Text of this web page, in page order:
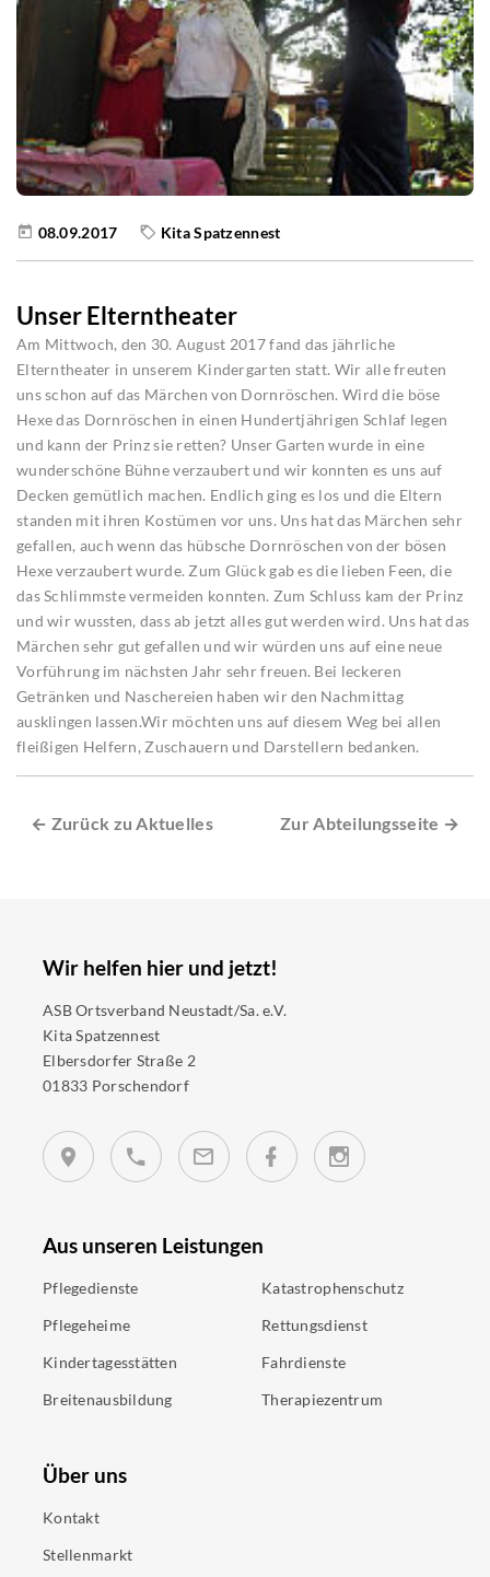
08.09.2017 Kita Spatzennest
Unser Elterntheater
Am Mittwoch, den 30. August 2017 fand das jährliche
Elterntheater in unserem Kindergarten statt. Wir alle freuten
uns schon auf das Märchen von Dornröschen. Wird die böse
Hexe das Dornröschen in einen Hundertjährigen Schlaf legen
und kann der Prinz sie retten? Unser Garten wurde in eine
wunderschöne Bühne verzaubert und wir konnten es uns auf
Decken gemütlich machen. Endlich ging es los und die Eltern
standen mit ihren Kostümen vor uns. Uns hat das Märchen sehr
gefallen, auch wenn das hübsche Dornröschen von der bösen
Hexe verzaubert wurde. Zum Glück gab es die lieben Feen, die
das Schlimmste vermeiden konnten. Zum Schluss kam der Prinz
und wir wussten, dass ab jetzt alles gut werden wird. Uns hat das
Märchen sehr gut gefallen und wir würden uns auf eine neue
Vorführung im nächsten Jahr sehr freuen. Bei leckeren
Getränken und Naschereien haben wir den Nachmittag
ausklingen lassen.Wir möchten uns auf diesem Weg bei allen
fleißigen Helfern, Zuschauern und Darstellern bedanken.
← Zurück zu Aktuelles Zur Abteilungsseite →
Wir helfen hier und jetzt!
ASB Ortsverband Neustadt/Sa. e.V.
Kita Spatzennest
Elbersdorfer Straße 2
01833 Porschendorf
Aus unseren Leistungen
Pflegedienste
Pflegeheime
Kindertagesstätten
Breitenausbildung
Katastrophenschutz
Rettungsdienst
Fahrdienste
Therapiezentrum
Über uns
Kontakt
Stellenmarkt